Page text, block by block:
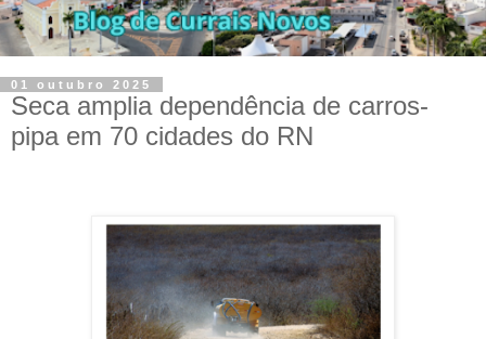
01 outubro 2025
Seca amplia dependência de carros-
pipa em 70 cidades do RN